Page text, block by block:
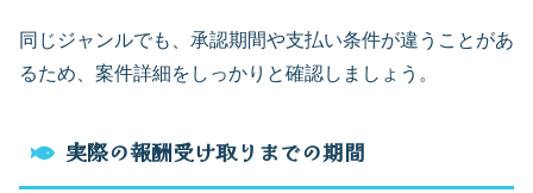
同じジャンルでも、承認期間や支払い条件が違うことがあ
るため、案件詳細をしっかりと確認しましょう。
実際の報酬受け取りまでの期間